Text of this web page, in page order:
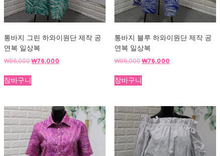
통바지 그린 하와이원단 제작 공
연복 일상복
₩86,000원
가
격:
₩76,000
장바구니
통바지 블루 하와이원단 제작 공
연복 일상복
₩86,000원
가
격:
₩76,000현
장바구니